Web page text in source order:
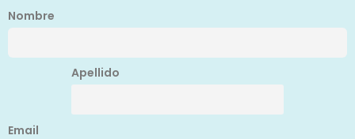
Nombre
Apellido
Email